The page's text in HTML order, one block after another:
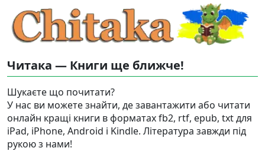
Читака — Книги ще ближче!
Шукаєте що почитати?
У нас ви можете знайти, де завантажити або читати
онлайн кращі книги в форматах fb2, rtf, epub, txt для
iPad, iPhone, Android і Kindle. Література завжди під
рукою з нами!